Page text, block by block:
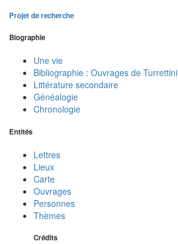
Projet de recherche
Biographie
Une vie
Bibliographie : Ouvrages de Turrettini
Littérature secondaire
Généalogie
Chronologie
Entités
Lettres
Lieux
Carte
Ouvrages
Personnes
Thèmes
Crédits